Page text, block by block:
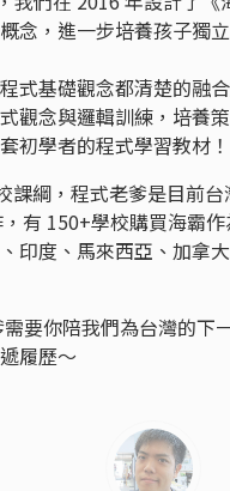
念，進一步培養孩子獨
式基礎觀念都清楚的融
觀念與邏輯訓練，培養
初學者的程式學習教材！
課綱，程式老爹是目前
有 150+學校購買海霸
印度、馬來西亞、加拿
要你陪我們為台灣的下
履歷～